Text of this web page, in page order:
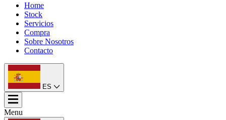
Home
Stock
Servicios
Compra
Sobre Nosotros
Contacto
ES
Menu